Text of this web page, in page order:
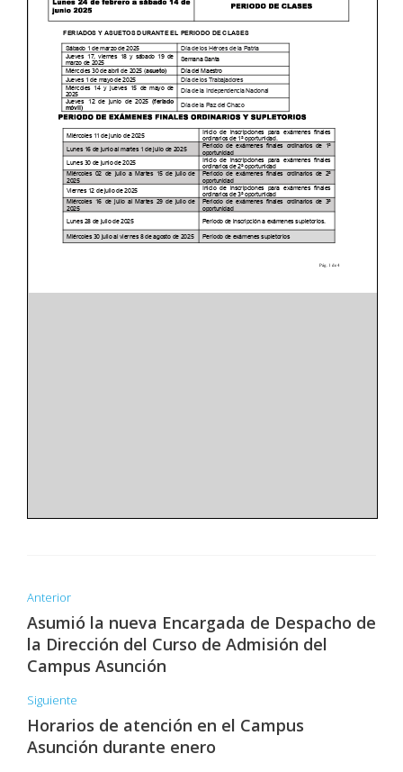
Anterior
Asumió la nueva Encargada de Despacho de
la Dirección del Curso de Admisión del
Campus Asunción
Siguiente
Horarios de atención en el Campus
Asunción durante enero